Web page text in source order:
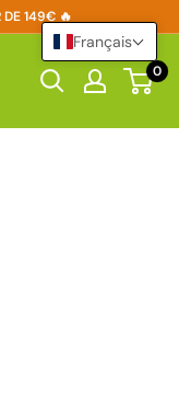
DE 149€ 🔥
0
Français